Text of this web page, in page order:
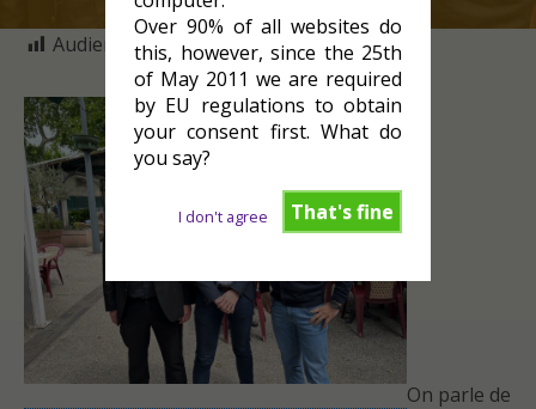
Over 90% of all websites do
this, however, since the 25th
of May 2011 we are required
by EU regulations to obtain
your consent first. What do
you say?
That's fine
I don't agree
Audience : 1 617
On parle de